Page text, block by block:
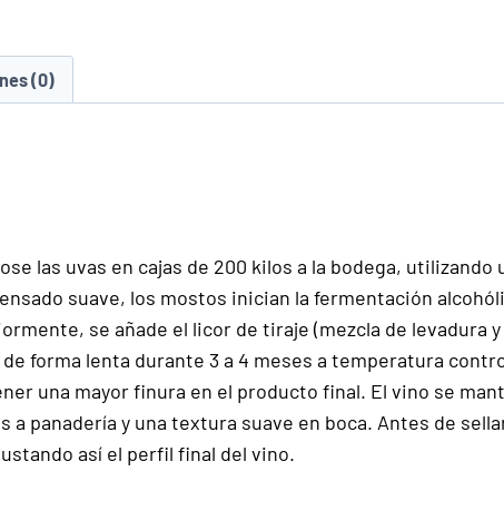
(0)
las uvas en cajas de 200 kilos a la bodega,
suave, los mostos inician la fermentación
se añade el licor de tiraje (mezcla de levadura
forma lenta durante 3 a 4 meses a temperatura
una mayor finura en el producto final. El vino se
panadería y una textura suave en boca. Antes de
así el perfil final del vino.